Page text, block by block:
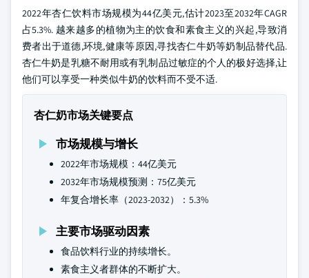
2022年杏仁饮料市场规模为44亿美元,估计2023至2032年CAGR
占5.3%. 越来越多的植物为主的饮食和素食主义的兴起,导致消
费者出于道德,环境,健康等原因,寻找杏仁牛奶等奶制品替代品.
杏仁牛奶是乳糖不耐用或有乳制品过敏症的个人的极好选择,让
他们可以享受一种类似牛奶的饮料而不受不适.
杏仁奶市场关键要点
市场规模与增长
2022年市场规模：44亿美元
2032年市场规模预测：75亿美元
年复合增长率（2023-2032）：5.3%
主要市场驱动因素
食品饮料行业的持续增长。
素食主义者群体的不断扩大。